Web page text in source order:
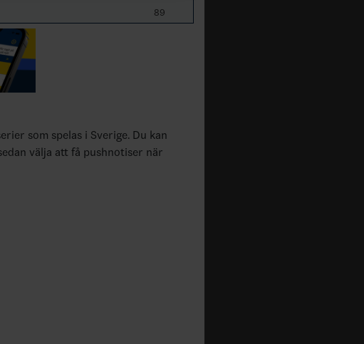
89
som spelas i Sverige. Du kan
välja att få pushnotiser när